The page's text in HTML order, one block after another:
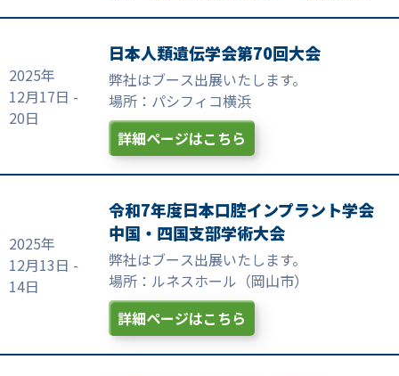
2025年
12月17日 -
20日
日本人類遺伝学会第70回大会
弊社はブース出展いたします。
場所：パシフィコ横浜
詳細ページはこちら
2025年
12月13日 -
14日
令和7年度日本口腔インプラント学会
中国・四国支部学術大会
弊社はブース出展いたします。
場所：ルネスホール（岡山市）
詳細ページはこちら